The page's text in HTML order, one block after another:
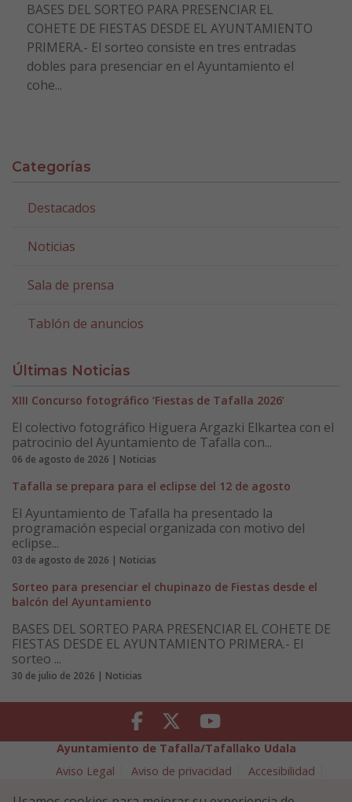
BASES DEL SORTEO PARA PRESENCIAR EL
COHETE DE FIESTAS DESDE EL AYUNTAMIENTO
PRIMERA.- El sorteo consiste en tres entradas
dobles para presenciar en el Ayuntamiento el
cohe...
Categorías
Destacados
Noticias
Sala de prensa
Tablón de anuncios
Últimas Noticias
XIII Concurso fotográfico ‘Fiestas de Tafalla 2026’
El colectivo fotográfico Higuera Argazki Elkartea con el
patrocinio del Ayuntamiento de Tafalla con...
06 de agosto de 2026 | Noticias
Tafalla se prepara para el eclipse del 12 de agosto
El Ayuntamiento de Tafalla ha presentado la
programación especial organizada con motivo del
eclipse...
03 de agosto de 2026 | Noticias
Sorteo para presenciar el chupinazo de Fiestas desde el
balcón del Ayuntamiento
BASES DEL SORTEO PARA PRESENCIAR EL COHETE DE
FIESTAS DESDE EL AYUNTAMIENTO PRIMERA.- El
sorteo ...
30 de julio de 2026 | Noticias
Facebook Twitter Youtube
Ayuntamiento de Tafalla/Tafallako Udala
Aviso Legal
Aviso de privacidad
Accesibilidad